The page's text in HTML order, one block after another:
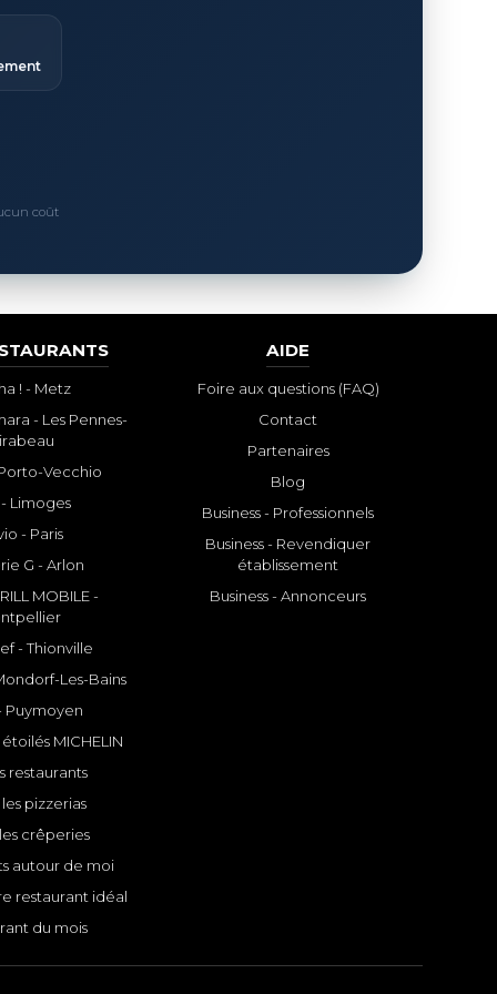
coût
! - Metz
- Les Pennes-
Vecchio
- Limoges
- Paris
G - Arlon
MOBILE -
- Thionville
Les-Bains
Puymoyen
MICHELIN
restaurants
pizzerias
crêperies
autour de moi
restaurant idéal
du mois
AIDE
Foire aux questions (FAQ)
Contact
Partenaires
Blog
Business - Professionnels
Business - Revendiquer
établissement
Business - Annonceurs